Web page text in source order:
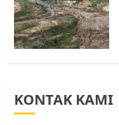
KONTAK KAMI